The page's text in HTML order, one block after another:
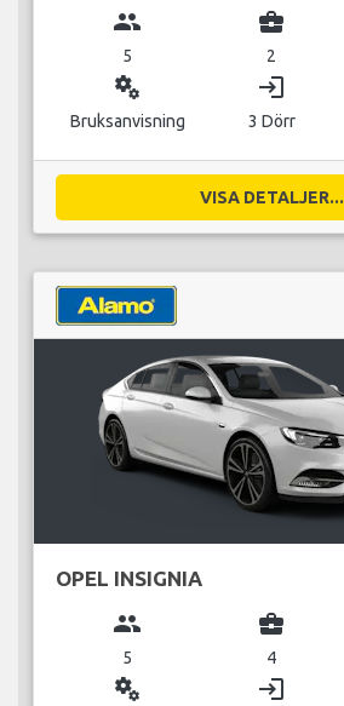
group
5
business_center
2
miscellaneous_services
Bruksanvisning
login
3 Dörr
VISA DETALJER...
OPEL INSIGNIA
group
5
business_center
4
miscellaneous_services login